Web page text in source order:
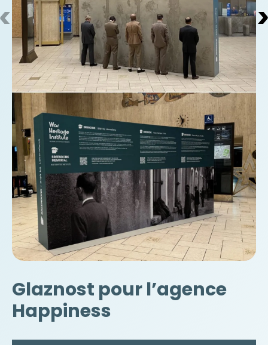
Glaznost pour l’agence
Happiness